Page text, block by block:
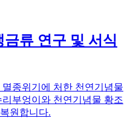
류 연구 및 서식
종위기에 처한 천연기념물
부엉이와 천연기념물 황조
원합니다.